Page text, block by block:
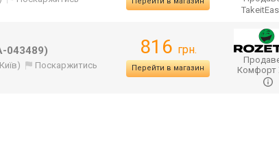
043489)
Поскаржитись
816 грн.
Перейти в магазин
Комфорт